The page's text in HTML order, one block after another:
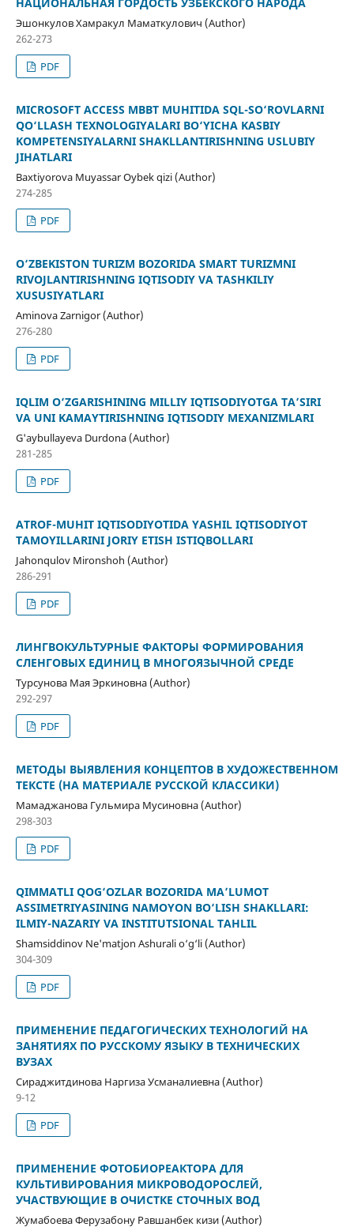
Эшонкулов Хамракул Маматкулович (Author)
262-273
PDF
MICROSOFT ACCESS MBBT MUHITIDA SQL-SO‘ROVLARNI
QO‘LLASH TEXNOLOGIYALARI BO‘YICHA KASBIY
KOMPETENSIYALARNI SHAKLLANTIRISHNING USLUBIY
JIHATLARI
Baxtiyorova Muyassar Oybek qizi (Author)
274-285
PDF
O‘ZBEKISTON TURIZM BOZORIDA SMART TURIZMNI
RIVOJLANTIRISHNING IQTISODIY VA TASHKILIY
XUSUSIYATLARI
Aminova Zarnigor (Author)
276-280
PDF
IQLIM O‘ZGARISHINING MILLIY IQTISODIYOTGA TA’SIRI
VA UNI KAMAYTIRISHNING IQTISODIY MEXANIZMLARI
G'aybullayeva Durdona (Author)
281-285
PDF
ATROF-MUHIT IQTISODIYOTIDA YASHIL IQTISODIYOT
TAMOYILLARINI JORIY ETISH ISTIQBOLLARI
Jahonqulov Mironshoh (Author)
286-291
PDF
ЛИНГВОКУЛЬТУРНЫЕ ФАКТОРЫ ФОРМИРОВАНИЯ
СЛЕНГОВЫХ ЕДИНИЦ В МНОГОЯЗЫЧНОЙ СРЕДЕ
Турсунова Мая Эркиновна (Author)
292-297
PDF
МЕТОДЫ ВЫЯВЛЕНИЯ КОНЦЕПТОВ В ХУДОЖЕСТВЕННОМ
ТЕКСТЕ (НА МАТЕРИАЛЕ РУССКОЙ КЛАССИКИ)
Мамаджанова Гульмира Мусиновна (Author)
298-303
PDF
QIMMATLI QOG‘OZLAR BOZORIDA MA’LUMOT
ASSIMETRIYASINING NAMOYON BO‘LISH SHAKLLARI:
ILMIY-NAZARIY VA INSTITUTSIONAL TAHLIL
Shamsiddinov Ne'matjon Ashurali o‘g‘li (Author)
304-309
PDF
ПРИМЕНЕНИЕ ПЕДАГОГИЧЕСКИХ ТЕХНОЛОГИЙ НА
ЗАНЯТИЯХ ПО РУССКОМУ ЯЗЫКУ В ТЕХНИЧЕСКИХ
ВУЗАХ
Сираджитдинова Наргиза Усманалиевна (Author)
9-12
PDF
ПРИМЕНЕНИЕ ФОТОБИОРЕАКТОРА ДЛЯ
КУЛЬТИВИРОВАНИЯ МИКРОВОДОРОСЛЕЙ,
УЧАСТВУЮЩИЕ В ОЧИСТКЕ СТОЧНЫХ ВОД
Жумабоева Ферузабону Равшанбек кизи (Author)